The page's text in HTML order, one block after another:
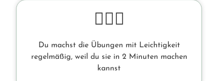
🧘🏼‍♀️
Du machst die Übungen mit Leichtigkeit
regelmäßig, weil du sie in 2 Minuten machen
kannst